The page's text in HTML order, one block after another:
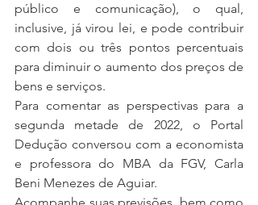
público e comunicação), o qual,
inclusive, já virou lei, e pode contribuir
com dois ou três pontos percentuais
para diminuir o aumento dos preços de
bens e serviços.
Para comentar as perspectivas para a
segunda metade de 2022, o Portal
Dedução conversou com a economista
e professora do MBA da FGV, Carla
Beni Menezes de Aguiar.